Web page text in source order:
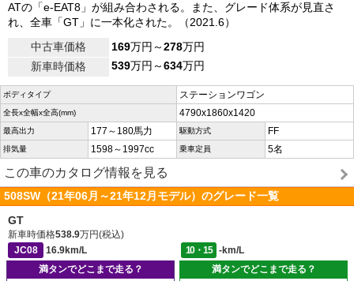
ATの「e-EAT8」が組み合わされる。また、グレード体系が見直さ
れ、全車「GT」に一本化された。（2021.6）
中古車価格
169万円～278万円
新車時価格
539万円～634万円
ボディタイプ ステーションワゴン
全長x全幅x全高(mm) 4790x1860x1420
最高出力 177～180馬力 駆動方式 FF
排気量 1598～1997cc 乗車定員 5名
この車のカタログ情報を見る
508SW（21年06月～21年12月モデル）のグレード一覧
GT
新車時価格538.9万円(税込)
JC08
16.9km/L 10・15
-km/L
満タンでどこまで走る？
満タンでどこまで走る？